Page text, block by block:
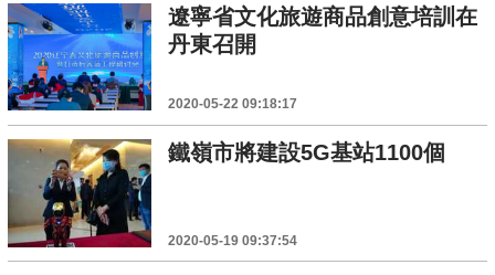
遼寧省文化旅遊商品創意培訓在
丹東召開
2020-05-22 09:18:17
鐵嶺市將建設5G基站1100個
2020-05-19 09:37:54